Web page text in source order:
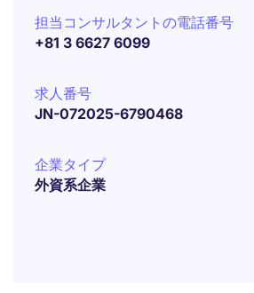
担当コンサルタントの電話番号
+81 3 6627 6099
求人番号
JN-072025-6790468
企業タイプ
外資系企業